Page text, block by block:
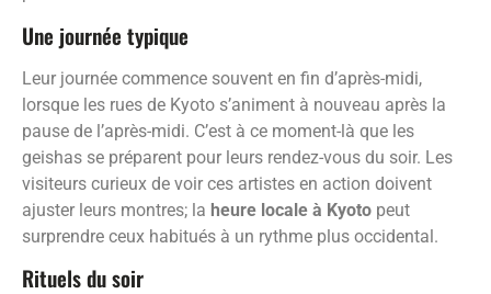
Une journée typique
Leur journée commence souvent en fin d’après-midi,
lorsque les rues de Kyoto s’animent à nouveau après la
pause de l’après-midi. C’est à ce moment-là que les
geishas se préparent pour leurs rendez-vous du soir. Les
visiteurs curieux de voir ces artistes en action doivent
ajuster leurs montres; la heure locale à Kyoto peut
surprendre ceux habitués à un rythme plus occidental.
Rituels du soir